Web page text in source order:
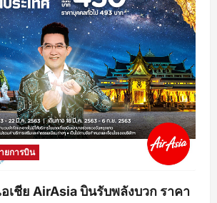
ยการบิน
เชีย AirAsia บินรับพลังบวก ราคา